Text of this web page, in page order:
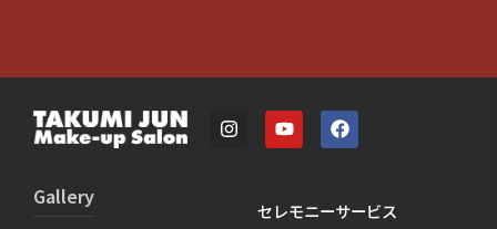
Gallery
セレモニーサービス